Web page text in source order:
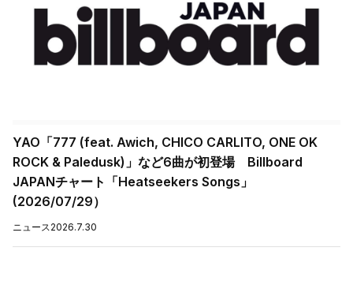
YAO「777 (feat. Awich, CHICO CARLITO, ONE OK
ROCK & Paledusk)」など6曲が初登場 Billboard
JAPANチャート「Heatseekers Songs」
(2026/07/29）
ニュース2026.7.30